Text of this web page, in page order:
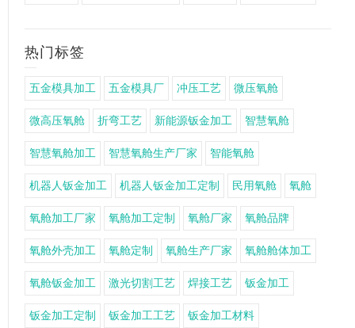
热门标签
五金模具加工 五金模具厂 冲压工艺 微压氧舱
微高压氧舱 折弯工艺 新能源钣金加工 智慧氧舱
智慧氧舱加工 智慧氧舱生产厂家 智能氧舱
机器人钣金加工 机器人钣金加工定制 民用氧舱 氧舱
氧舱加工厂家 氧舱加工定制 氧舱厂家 氧舱品牌
氧舱外壳加工 氧舱定制 氧舱生产厂家 氧舱舱体加工
氧舱钣金加工 激光切割工艺 焊接工艺 钣金加工
钣金加工定制 钣金加工工艺 钣金加工材料